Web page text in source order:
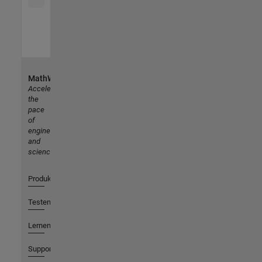
MathWorks
Accelerating
the
pace
of
engineering
and
science
Produkte
Testen oder Kaufen
Lernen
Support